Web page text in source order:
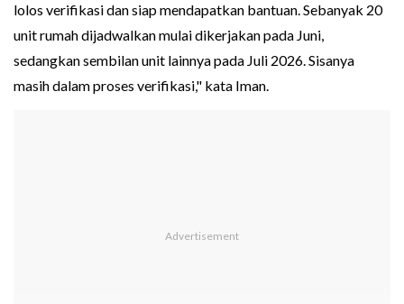
lolos verifikasi dan siap mendapatkan bantuan. Sebanyak 20
unit rumah dijadwalkan mulai dikerjakan pada Juni,
sedangkan sembilan unit lainnya pada Juli 2026. Sisanya
masih dalam proses verifikasi," kata Iman.